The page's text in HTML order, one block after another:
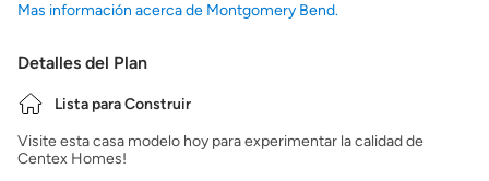
Mas información acerca de Montgomery Bend.
Detalles del Plan
Lista para Construir
Visite esta casa modelo hoy para experimentar la calidad de
Centex Homes!